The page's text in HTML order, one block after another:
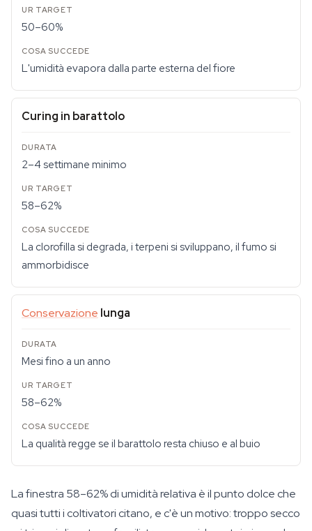
50–60%
L'umidità evapora dalla parte esterna del fiore
Curing in barattolo
2–4 settimane minimo
58–62%
La clorofilla si degrada, i terpeni si sviluppano, il fumo si
ammorbidisce
Conservazione lunga
Mesi fino a un anno
58–62%
La qualità regge se il barattolo resta chiuso e al buio
La finestra 58–62% di umidità relativa è il punto dolce che
quasi tutti i coltivatori citano, e c'è un motivo: troppo secco